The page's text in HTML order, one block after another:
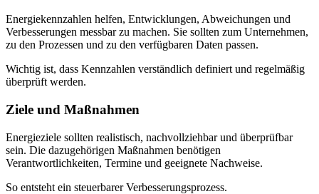
Energiekennzahlen helfen, Entwicklungen, Abweichungen und
Verbesserungen messbar zu machen. Sie sollten zum Unternehmen,
zu den Prozessen und zu den verfügbaren Daten passen.
Wichtig ist, dass Kennzahlen verständlich definiert und regelmäßig
überprüft werden.
Ziele und Maßnahmen
Energieziele sollten realistisch, nachvollziehbar und überprüfbar
sein. Die dazugehörigen Maßnahmen benötigen
Verantwortlichkeiten, Termine und geeignete Nachweise.
So entsteht ein steuerbarer Verbesserungsprozess.